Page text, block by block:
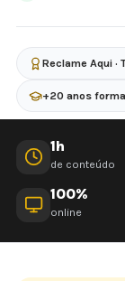
Reclame Aqui ·
+20 anos
1h
de conteúdo
100%
online